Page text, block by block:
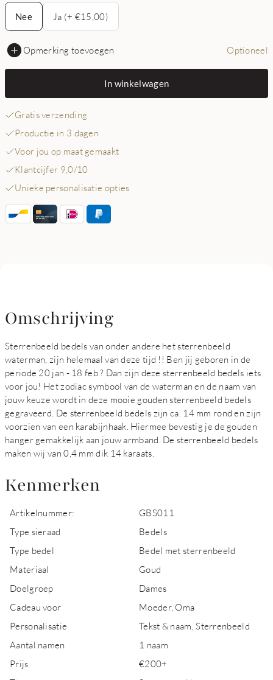
Nee
Ja (+ €15,00)
Opmerking toevoegen Optioneel
In winkelwagen
Gratis verzending
Productie in 3 dagen
Voor jou op maat gemaakt
Klantcijfer 9,0/10
Unieke personalisatie opties
Omschrijving
Sterrenbeeld bedels van onder andere het sterrenbeeld
waterman, zijn helemaal van deze tijd !! Ben jij geboren in de
periode 20 jan - 18 feb ? Dan zijn deze sterrenbeeld bedels iets
voor jou! Het zodiac symbool van de waterman en de naam van
jouw keuze wordt in deze mooie gouden sterrenbeeld bedels
gegraveerd. De sterrenbeeld bedels zijn ca. 14 mm rond en zijn
voorzien van een karabijnhaak. Hiermee bevestig je de gouden
hanger gemakkelijk aan jouw armband. De sterrenbeeld bedels
maken wij van 0,4 mm dik 14 karaats.
Kenmerken
Artikelnummer:
GBS011
Type sieraad
Bedels
Type bedel
Bedel met sterrenbeeld
Materiaal
Goud
Doelgroep
Dames
Cadeau voor
Moeder, Oma
Personalisatie
Tekst & naam, Sterrenbeeld
Aantal namen
1 naam
Prijs
€200+